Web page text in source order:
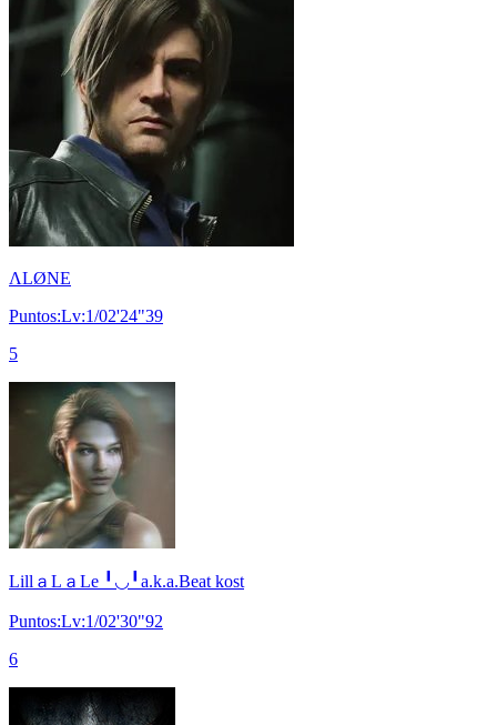
ΛLØNE
Puntos:Lv:1/02'24"39
5
LillａLａLe ╹◡╹a.k.a.Beat kost
Puntos:Lv:1/02'30"92
6